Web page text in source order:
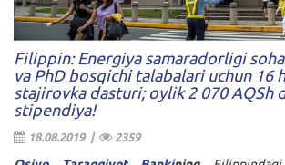
Filippin: Energiya samaradorligi
va PhD bosqichi talabalari uchun 16
stajirovka dasturi; oylik 2 070 AQSh
stipendiya!
18.08.2019 | 2359